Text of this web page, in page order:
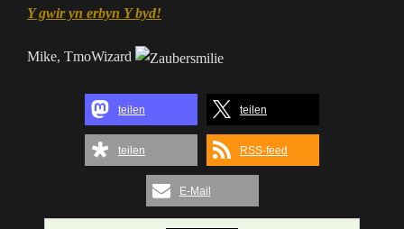
Y gwir yn erbyn Y byd!
Mike, TmoWizard
teilen teilen
teilen RSS-feed
E-Mail